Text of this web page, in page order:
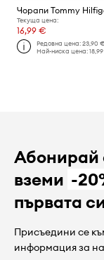
Чорапи Tommy
Текуща цена:
16,99 €
Редовна цена:23,90
Най-ниска цена:
Абонирай
вземи -
първата
Присъедини се
информация за